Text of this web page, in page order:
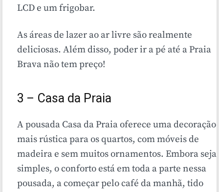
LCD e um frigobar.
As áreas de lazer ao ar livre são realmente
deliciosas. Além disso, poder ir a pé até a Praia
Brava não tem preço!
3 – Casa da Praia
A pousada Casa da Praia oferece uma decoração
mais rústica para os quartos, com móveis de
madeira e sem muitos ornamentos. Embora seja
simples, o conforto está em toda a parte nessa
pousada, a começar pelo café da manhã, tido